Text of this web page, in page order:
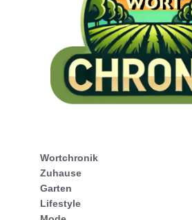
Wortchronik
Zuhause
Garten
Lifestyle